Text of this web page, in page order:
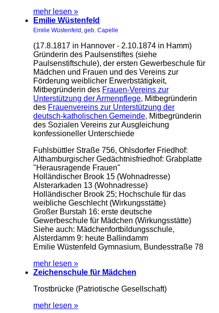
mehr lesen »
Emilie Wüstenfeld
Emilie Wüstenfeld, geb. Capelle
(17.8.1817 in Hannover - 2.10.1874 in Hamm)
Gründerin des Paulsenstiftes (siehe
Paulsenstiftschule), der ersten Gewerbeschule für
Mädchen und Frauen und des Vereins zur
Förderung weiblicher Erwerbstätigkeit,
Mitbegründerin des Frauen-Vereins zur
Unterstützung der Armenpflege, Mitbegründerin
des Frauenvereins zur Unterstützung der
deutsch-katholischen Gemeinde, Mitbegründerin
des Sozialen Vereins zur Ausgleichung
konfessioneller Unterschiede
Fuhlsbüttler Straße 756, Ohlsdorfer Friedhof:
Althamburgischer Gedächtnisfriedhof: Grabplatte
"Herausragende Frauen"
Holländischer Brook 15 (Wohnadresse)
Alsterarkaden 13 (Wohnadresse)
Holländischer Brook 25; Hochschule für das
weibliche Geschlecht (Wirkungsstätte)
Großer Burstah 16: erste deutsche
Gewerbeschule für Mädchen (Wirkungsstätte)
Siehe auch: Mädchenfortbildungsschule,
Alsterdamm 9: heute Ballindamm
Emilie Wüstenfeld Gymnasium, Bundesstraße 78
mehr lesen »
Zeichenschule für Mädchen
Trostbrücke (Patriotische Gesellschaft)
mehr lesen »